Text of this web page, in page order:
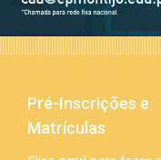
Pré-Inscrições e
Matrículas